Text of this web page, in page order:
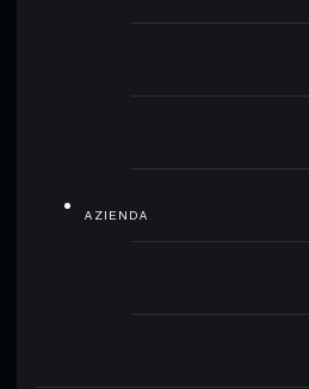
AZIENDA